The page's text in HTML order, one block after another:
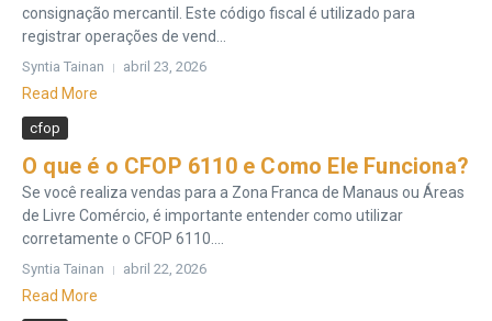
consignação mercantil. Este código fiscal é utilizado para
registrar operações de vend...
Syntia Tainan abril 23, 2026
Read More
cfop
O que é o CFOP 6110 e Como Ele Funciona?
Se você realiza vendas para a Zona Franca de Manaus ou Áreas
de Livre Comércio, é importante entender como utilizar
corretamente o CFOP 6110....
Syntia Tainan abril 22, 2026
Read More